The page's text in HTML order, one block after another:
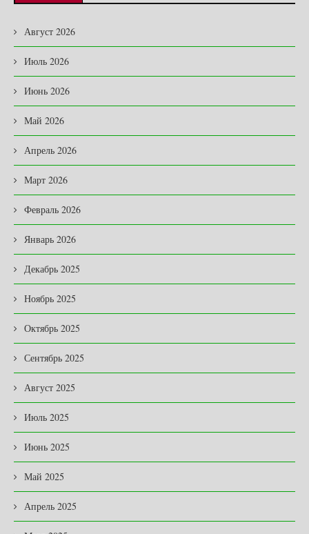
Август 2026
Июль 2026
Июнь 2026
Май 2026
Апрель 2026
Март 2026
Февраль 2026
Январь 2026
Декабрь 2025
Ноябрь 2025
Октябрь 2025
Сентябрь 2025
Август 2025
Июль 2025
Июнь 2025
Май 2025
Апрель 2025